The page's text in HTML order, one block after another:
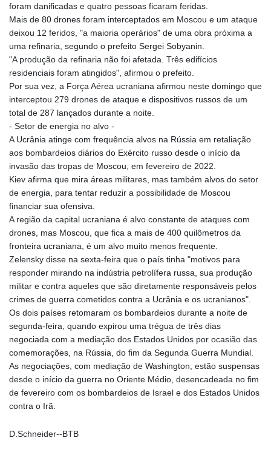
foram danificadas e quatro pessoas ficaram feridas.
Mais de 80 drones foram interceptados em Moscou e um ataque
deixou 12 feridos, "a maioria operários" de uma obra próxima a
uma refinaria, segundo o prefeito Sergei Sobyanin.
"A produção da refinaria não foi afetada. Três edifícios
residenciais foram atingidos", afirmou o prefeito.
Por sua vez, a Força Aérea ucraniana afirmou neste domingo que
interceptou 279 drones de ataque e dispositivos russos de um
total de 287 lançados durante a noite.
- Setor de energia no alvo -
A Ucrânia atinge com frequência alvos na Rússia em retaliação
aos bombardeios diários do Exército russo desde o início da
invasão das tropas de Moscou, em fevereiro de 2022.
Kiev afirma que mira áreas militares, mas também alvos do setor
de energia, para tentar reduzir a possibilidade de Moscou
financiar sua ofensiva.
A região da capital ucraniana é alvo constante de ataques com
drones, mas Moscou, que fica a mais de 400 quilômetros da
fronteira ucraniana, é um alvo muito menos frequente.
Zelensky disse na sexta-feira que o país tinha "motivos para
responder mirando na indústria petrolífera russa, sua produção
militar e contra aqueles que são diretamente responsáveis pelos
crimes de guerra cometidos contra a Ucrânia e os ucranianos".
Os dois países retomaram os bombardeios durante a noite de
segunda-feira, quando expirou uma trégua de três dias
negociada com a mediação dos Estados Unidos por ocasião das
comemorações, na Rússia, do fim da Segunda Guerra Mundial.
As negociações, com mediação de Washington, estão suspensas
desde o início da guerra no Oriente Médio, desencadeada no fim
de fevereiro com os bombardeios de Israel e dos Estados Unidos
contra o Irã.
D.Schneider--BTB